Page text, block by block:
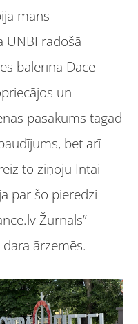
mans
UNBI radošā
balerīna Dace
un
pasākums tagad
bet arī
to ziņoju Intai
par šo pieredzi
Žurnāls”
ārzemēs.